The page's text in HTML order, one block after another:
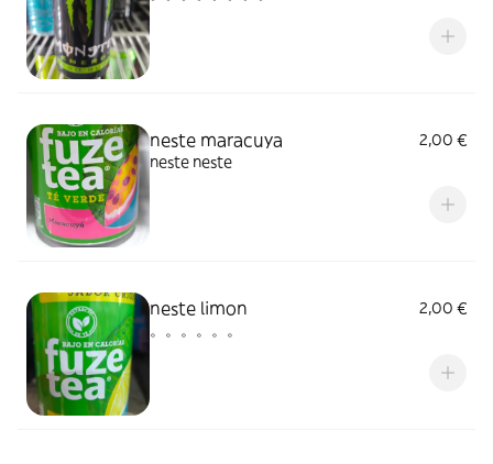
neste maracuya
2,00 €
neste neste
neste limon
2,00 €
。。。。。。